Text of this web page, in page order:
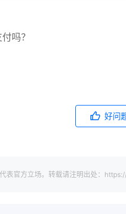
吗？
好问
表官方立场。转载请注明出处：